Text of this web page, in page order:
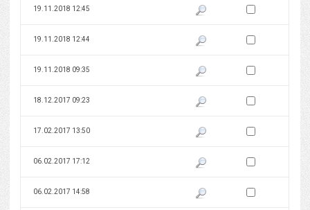
19.11.2018 12:45 Pokaż podgląd wersji z dnia
Zaznacz wersję do
19.11.2018 12:44 Pokaż podgląd wersji z dnia
Zaznacz wersję do
19.11.2018 09:35 Pokaż podgląd wersji z dnia
Zaznacz wersję do
18.12.2017 09:23 Pokaż podgląd wersji z dnia
Zaznacz wersję do
17.02.2017 13:50 Pokaż podgląd wersji z dnia
Zaznacz wersję do
06.02.2017 17:12 Pokaż podgląd wersji z dnia
Zaznacz wersję do
06.02.2017 14:58 Pokaż podgląd wersji z dnia
Zaznacz wersję do